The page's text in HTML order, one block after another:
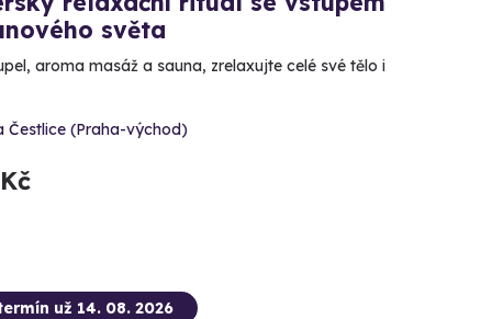
světa
aroma masáž a sauna, zrelaxujte celé své tělo i
Čestlice (Praha-východ)
už 14. 08. 2026